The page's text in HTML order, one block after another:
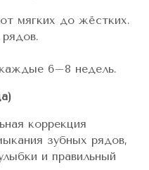
мягких до жёстких.
6–8 недель.
коррекция
зубных рядов,
и правильный